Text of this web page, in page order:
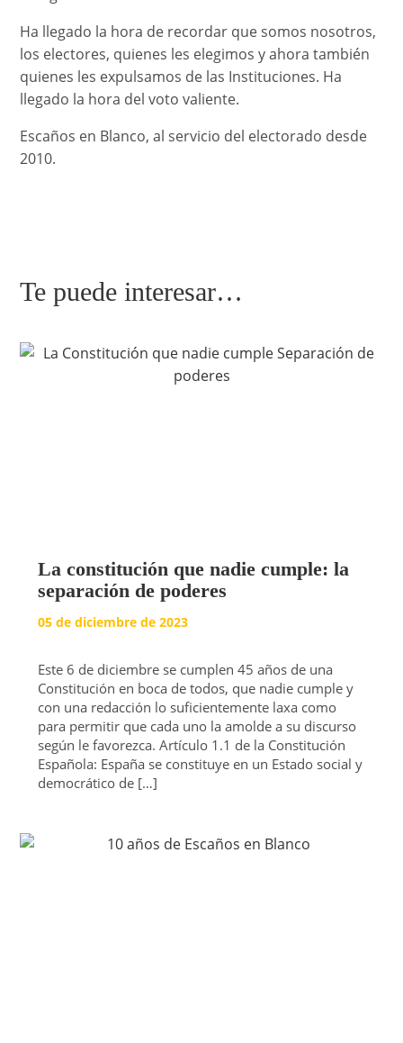
Ha llegado la hora de recordar que somos nosotros,
los electores, quienes les elegimos y ahora también
quienes les expulsamos de las Instituciones. Ha
llegado la hora del voto valiente.
Escaños en Blanco, al servicio del electorado desde
2010.
Te puede interesar…
La constitución que nadie cumple: la
separación de poderes
05 de diciembre de 2023
Este 6 de diciembre se cumplen 45 años de una
Constitución en boca de todos, que nadie cumple y
con una redacción lo suficientemente laxa como
para permitir que cada uno la amolde a su discurso
según le favorezca. Artículo 1.1 de la Constitución
Española: España se constituye en un Estado social y
democrático de […]